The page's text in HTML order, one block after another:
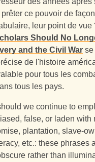
ce pouvoir de
leur point de
Should No
and the Civil War se
de l'histoire
pour tous les
tous les pays.
we continue to
false, or laden with
plantation, slave-
etc.: these phrases
rather than